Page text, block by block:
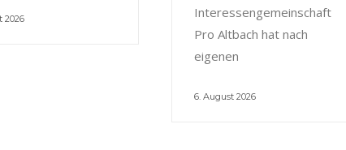
2026
Interessengemeinschaft
Pro Altbach hat nach
eigenen
6. August 2026